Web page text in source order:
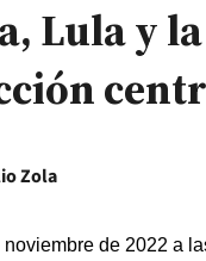
Lula y la
Zola
noviembre de 2022 a